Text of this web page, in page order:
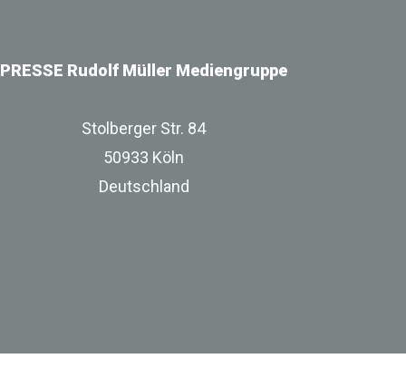
PRESSE Rudolf Müller Mediengruppe
Stolberger Str. 84
50933 Köln
Deutschland